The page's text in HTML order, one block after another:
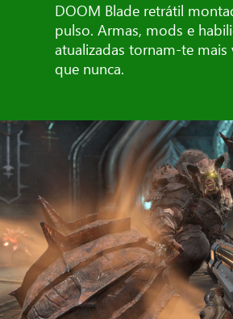
DOOM Blade retrátil
pulso. Armas, mods e
atualizadas tornam-te mais
que nunca.